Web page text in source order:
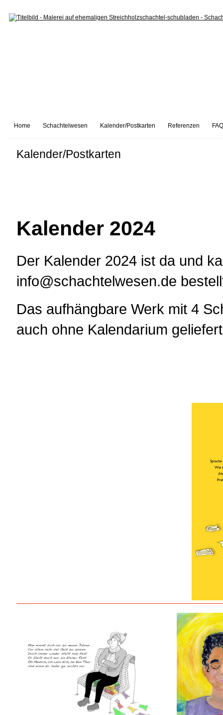
Home Schachtelwesen Kalender/Postkarten Referenzen
Kalender/Postkarten
Kalender 2024
Der Kalender 2024 ist da und
info@schachtelwesen.de
Das aufhängbare Werk mit 4
auch ohne Kalendarium